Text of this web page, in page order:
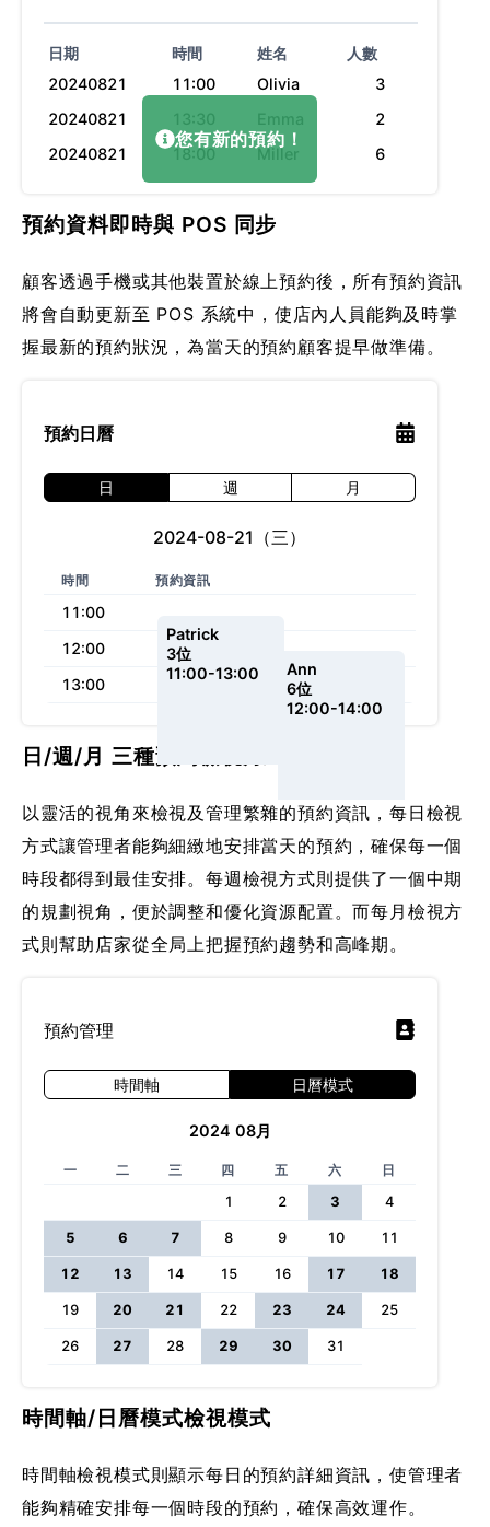
您有新的預約！
日期 時間 姓名
人數
20240821
11:00 Olivia
3
20240821
13:30 Emma
2
20240821
18:00 Miller 6
預約資料即時與 POS 同步
顧客透過手機或其他裝置於線上預約後，所有預約資訊
將會自動更新至 POS 系統中，使店內人員能夠及時掌
握最新的預約狀況，為當天的預約顧客提早做準備。
預約日曆
日 週 月
2024-08-21 （三）
時間 預約資訊
11:00
12:00
13:00
Patrick
3位
11:00-13:00
Ann
6位
12:00-14:00
日/週/月 三種預約檢視方式
以靈活的視角來檢視及管理繁雜的預約資訊，每日檢視
方式讓管理者能夠細緻地安排當天的預約，確保每一個
時段都得到最佳安排。每週檢視方式則提供了一個中期
的規劃視角，便於調整和優化資源配置。而每月檢視方
式則幫助店家從全局上把握預約趨勢和高峰期。
預約管理
時間軸 日曆模式
2024 08月
一 二 三 四 五 六
日
1
2 3 4
5 6 7 8 9 10 11
12 13 14 15 16 17 18
19 20 21 22 23 24 25
26 27 28 29 30 31
時間軸/日曆模式檢視模式
時間軸檢視模式則顯示每日的預約詳細資訊，使管理者
能夠精確安排每一個時段的預約，確保高效運作。